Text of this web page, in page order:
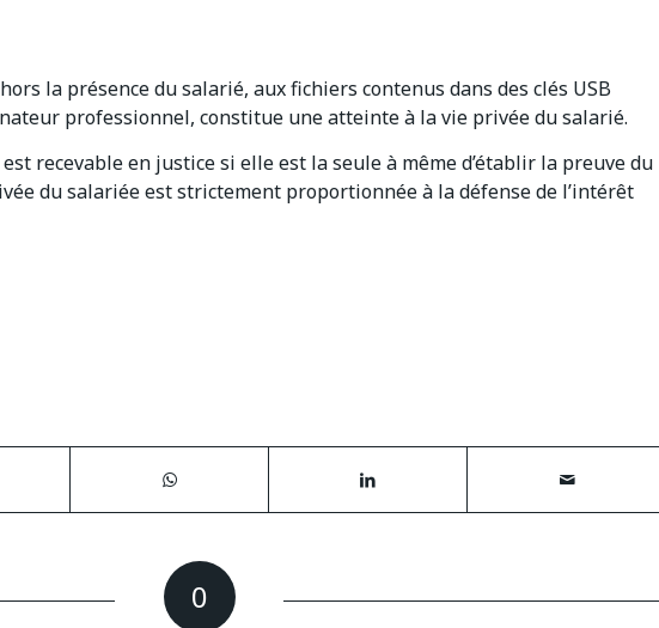
la présence du salarié, aux fichiers contenus dans des clés USB
professionnel, constitue une atteinte à la vie privée du salarié.
recevable en justice si elle est la seule à même d’établir la preuve du
du salariée est strictement proportionnée à la défense de l’intérêt
0